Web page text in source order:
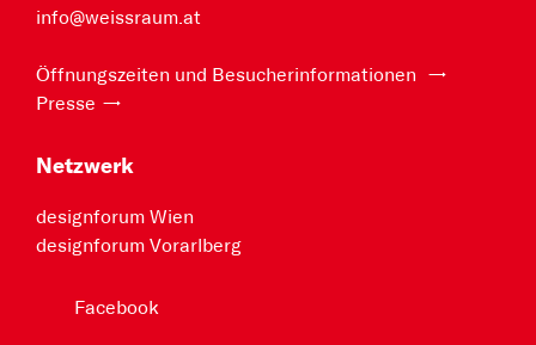
info@weissraum.at
Öffnungszeiten und Besucherinformationen
Presse
Netzwerk
designforum Wien
designforum Vorarlberg
Facebook